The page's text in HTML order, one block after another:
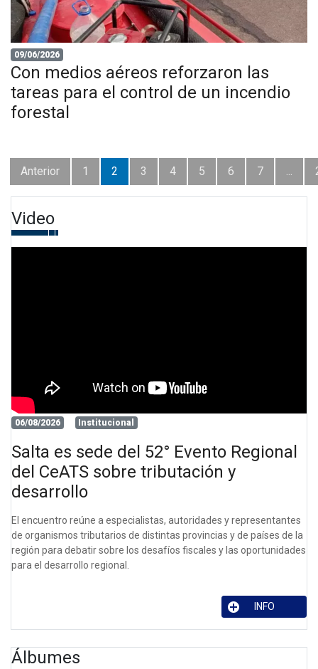
09/06/2026
Con medios aéreos reforzaron las
tareas para el control de un incendio
forestal
Anterior 1 2 3 4 5 6 7 ...
Video
06/08/2026 Institucional
Salta es sede del 52° Evento Regional
del CeATS sobre tributación y
desarrollo
El encuentro reúne a especialistas, autoridades y representantes
de organismos tributarios de distintas provincias y de países de la
región para debatir sobre los desafíos fiscales y las oportunidades
para el desarrollo regional.
INFO
Álbumes